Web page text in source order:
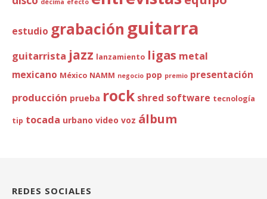
décima efecto
estudio grabación guitarra
guitarrista jazz lanzamiento ligas metal
mexicano México NAMM negocio pop premio presentación
producción prueba rock shred software tecnología
tip tocada urbano video voz álbum
REDES SOCIALES